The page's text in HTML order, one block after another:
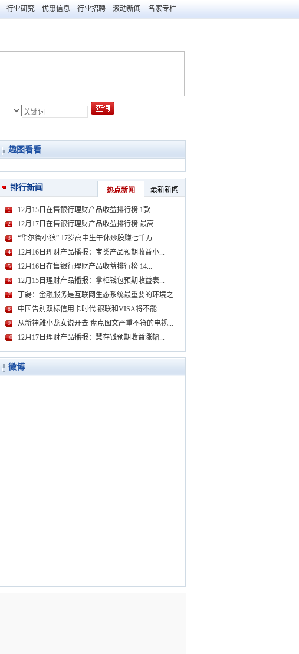
行业研究 优惠信息 行业招聘 滚动新闻 名家专栏
趣图看看
排行新闻 热点新闻 最新新闻
1 12月15日在售银行理财产品收益排行榜 1款...
2 12月17日在售银行理财产品收益排行榜 最高...
3 “华尔街小狼” 17岁高中生午休炒股赚七千万...
4 12月16日理财产品播报：宝类产品预期收益小...
5 12月16日在售银行理财产品收益排行榜 14...
6 12月15日理财产品播报：掌柜钱包预期收益表...
7 丁磊：金融服务是互联网生态系统最重要的环境之...
8 中国告别双标信用卡时代 银联和VISA将不能...
9 从新神雕小龙女说开去 盘点图文严重不符的电视...
10 12月17日理财产品播报：慧存钱预期收益涨幅...
微博